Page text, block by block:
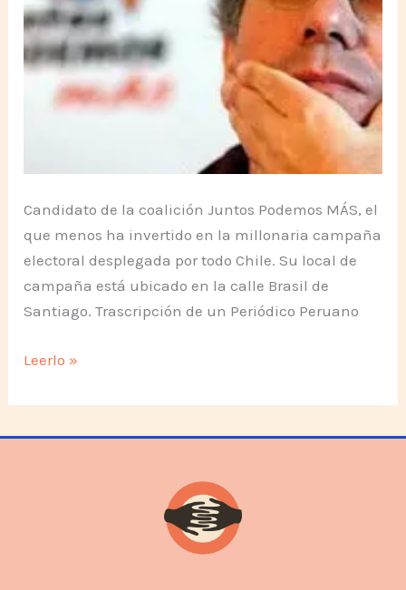
Candidato de la coalición Juntos Podemos MÁS, el
que menos ha invertido en la millonaria campaña
electoral desplegada por todo Chile. Su local de
campaña está ubicado en la calle Brasil de
Santiago. Trascripción de un Periódico Peruano
Tomás
“Que
NO
Leerlo »